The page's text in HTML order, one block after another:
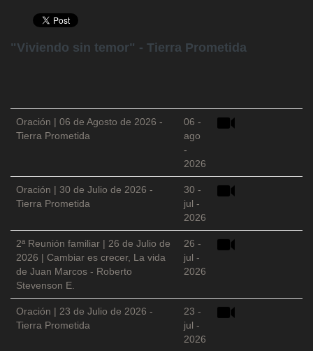
"Viviendo sin temor" - Tierra Prometida
Oración | 06 de Agosto de 2026 -
Tierra Prometida
06 -
ago
-
2026
Oración | 30 de Julio de 2026 -
Tierra Prometida
30 -
jul -
2026
2ª Reunión familiar | 26 de Julio de
2026 | Cambiar es crecer, La vida
de Juan Marcos - Roberto
Stevenson E.
26 -
jul -
2026
Oración | 23 de Julio de 2026 -
Tierra Prometida
23 -
jul -
2026